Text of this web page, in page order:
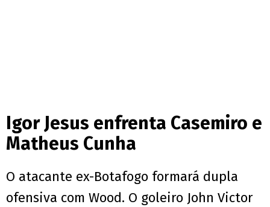
Igor Jesus enfrenta Casemiro e
Matheus Cunha
O atacante ex-Botafogo formará dupla
ofensiva com Wood. O goleiro John Victor